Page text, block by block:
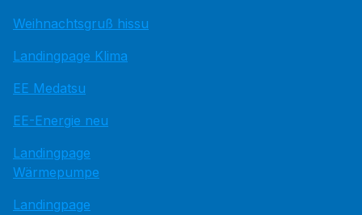
Weihnachtsgruß hissu
Landingpage Klima
EE Medatsu
EE-Energie neu
Landingpage
Wärmepumpe
Landingpage